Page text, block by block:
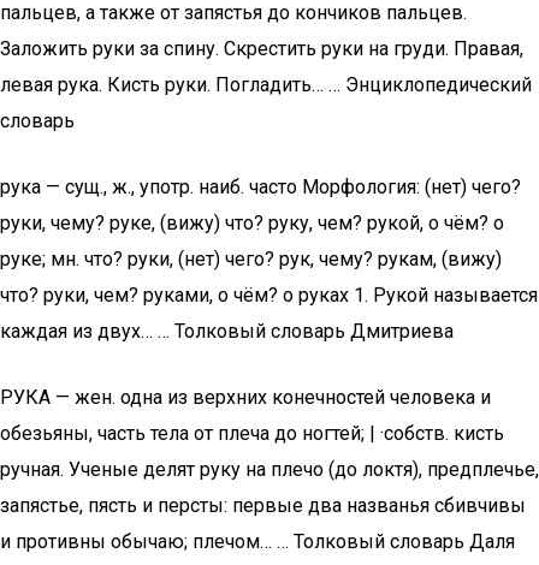
пальцев, а также от запястья до кончиков пальцев.
Заложить руки за спину. Скрестить руки на груди. Правая,
левая рука. Кисть руки. Погладить… … Энциклопедический
словарь
рука — сущ., ж., употр. наиб. часто Морфология: (нет) чего?
руки, чему? руке, (вижу) что? руку, чем? рукой, о чём? о
руке; мн. что? руки, (нет) чего? рук, чему? рукам, (вижу)
что? руки, чем? руками, о чём? о руках 1. Рукой называется
каждая из двух… … Толковый словарь Дмитриева
РУКА — жен. одна из верхних конечностей человека и
обезьяны, часть тела от плеча до ногтей; | ·собств. кисть
ручная. Ученые делят руку на плечо (до локтя), предплечье,
запястье, пясть и персты: первые два названья сбивчивы
и противны обычаю; плечом… … Толковый словарь Даля